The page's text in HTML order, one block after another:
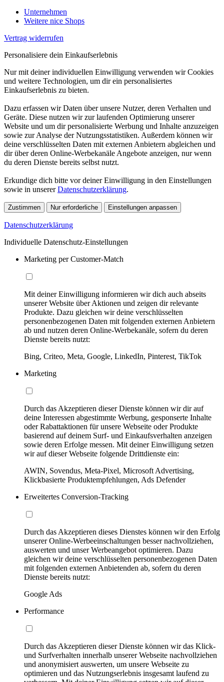
Unternehmen
Weitere nice Shops
Vertrag widerrufen
Personalisiere dein Einkaufserlebnis
Nur mit deiner individuellen Einwilligung verwenden wir Cookies
und weitere Technologien, um dir ein personalisiertes
Einkaufserlebnis zu bieten.
Dazu erfassen wir Daten über unsere Nutzer, deren Verhalten und
Geräte. Diese nutzen wir zur laufenden Optimierung unserer
Website und um dir personalisierte Werbung und Inhalte anzuzeigen
sowie zur Analyse der Nutzungsstatistiken. Außerdem können wir
deine verschlüsselten Daten mit externen Anbietern abgleichen und
dir über deren Online-Werbekanäle Angebote anzeigen, nur wenn
du deren Dienste bereits selbst nutzt.
Erkundige dich bitte vor deiner Einwilligung in den Einstellungen
sowie in unsererDatenschutzerklärung.
Zustimmen Nur erforderliche Einstellungen anpassen
Datenschutzerklärung
Individuelle Datenschutz-Einstellungen
Marketing per Customer-Match
Mit deiner Einwilligung informieren wir dich auch abseits
unserer Website über Aktionen und zeigen dir relevante
Produkte. Dazu gleichen wir deine verschlüsselten
personenbezogenen Daten mit folgenden externen Anbietern
ab und nutzen deren Online-Werbekanäle, sofern du deren
Dienste bereits nutzt:
Bing, Criteo, Meta, Google, LinkedIn, Pinterest, TikTok
Marketing
Durch das Akzeptieren dieser Dienste können wir dir auf
deine Interessen abgestimmte Werbung, gesponserte Inhalte
oder Rabattaktionen für unsere Webseite oder Produkte
basierend auf deinem Surf- und Einkaufsverhalten anzeigen
sowie deren Erfolge messen. Mit deiner Einwilligung setzen
wir auf dieser Webseite folgende Drittdienste ein:
AWIN, Sovendus, Meta-Pixel, Microsoft Advertising,
Klickbasierte Produktempfehlungen, Ads Defender
Erweitertes Conversion-Tracking
Durch das Akzeptieren dieses Dienstes können wir den Erfolg
unserer Online-Werbeeinschaltungen besser nachvollziehen,
auswerten und unser Werbeangebot optimieren. Dazu
gleichen wir deine verschlüsselten personenbezogenen Daten
mit folgenden externen Anbietenden ab, sofern du deren
Dienste bereits nutzt:
Google Ads
Performance
Durch das Akzeptieren dieser Dienste können wir das Klick-
und Surfverhalten innerhalb unserer Webseite nachvollziehen
und anonymisiert auswerten, um unsere Webseite zu
optimieren und das Nutzungserlebnis insgesamt laufend zu